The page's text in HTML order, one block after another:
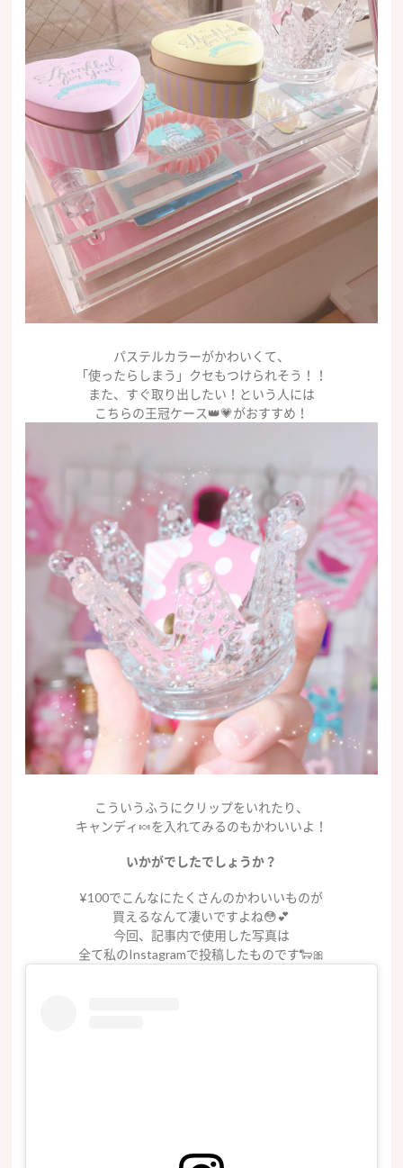
パステルカラーがかわいくて、
「使ったらしまう」クセもつけられそう！！
また、すぐ取り出したい！という人には
こちらの王冠ケース👑💗がおすすめ！
こういうふうにクリップをいれたり、
キャンディ🍬を入れてみるのもかわいいよ！
いかがでしたでしょうか？
¥100でこんなにたくさんのかわいいものが
買えるなんて凄いですよね😳💕
今回、記事内で使用した写真は
全て私のInstagramで投稿したものです🐑🎀